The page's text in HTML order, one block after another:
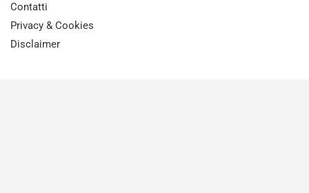
Contatti
Privacy & Cookies
Disclaimer